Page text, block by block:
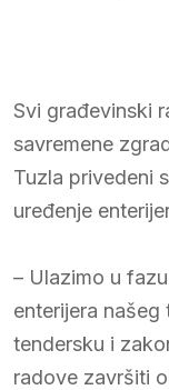
Svi građevinski
savremene
Tuzla privedeni
uređenje
– Ulazimo u
enterijera našeg
tendersku i
radove završiti